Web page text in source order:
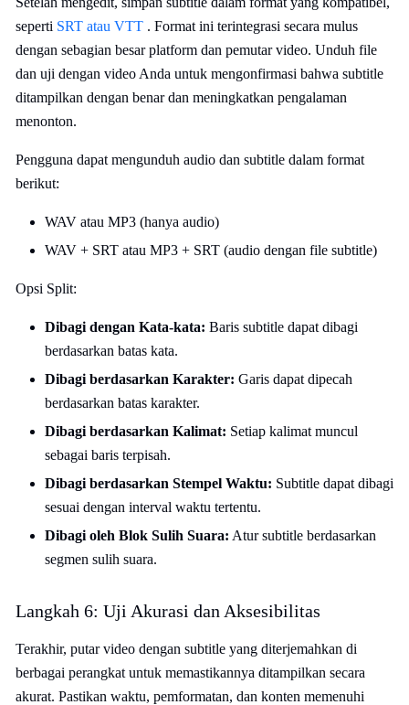
seperti SRT atau VTT . Format ini terintegrasi secara mulus
dengan sebagian besar platform dan pemutar video. Unduh file
dan uji dengan video Anda untuk mengonfirmasi bahwa subtitle
ditampilkan dengan benar dan meningkatkan pengalaman
menonton.
Pengguna dapat mengunduh audio dan subtitle dalam format
berikut:
WAV atau MP3 (hanya audio)
WAV + SRT atau MP3 + SRT (audio dengan file subtitle)
Opsi Split:
Dibagi dengan Kata-kata: Baris subtitle dapat dibagi
berdasarkan batas kata.
Dibagi berdasarkan Karakter: Garis dapat dipecah
berdasarkan batas karakter.
Dibagi berdasarkan Kalimat: Setiap kalimat muncul
sebagai baris terpisah.
Dibagi berdasarkan Stempel Waktu: Subtitle dapat dibagi
sesuai dengan interval waktu tertentu.
Dibagi oleh Blok Sulih Suara: Atur subtitle berdasarkan
segmen sulih suara.
Langkah 6: Uji Akurasi dan Aksesibilitas
Terakhir, putar video dengan subtitle yang diterjemahkan di
berbagai perangkat untuk memastikannya ditampilkan secara
akurat. Pastikan waktu, pemformatan, dan konten memenuhi